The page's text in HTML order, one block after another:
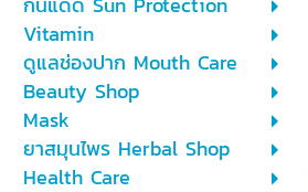
Vitamin
ดูแลช่องปาก Mouth Care
Beauty Shop
Mask
ยาสมุนไพร Herbal Shop
Health Care